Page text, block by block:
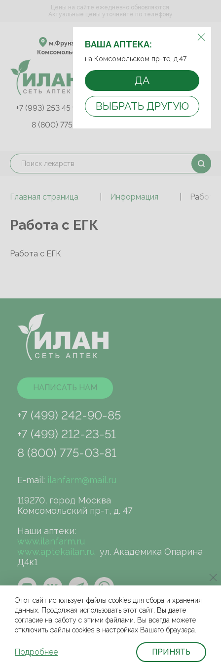
ВЫБЕРИТЕ АПТЕКУ:
м.Фрунзенская м.Спортивная
Комсомольский пр-т, д. 47
ВАША АПТЕКА:
на Комсомольском пр-те, д.47
ДА
ВЫБРАТЬ ДРУГУЮ
Цены на сайте ежедневно обновляются.
Актуальные цены уточняйте по телефону
+7 (993) 253 45 93
+7 (499) 242-90-85
8 (800) 775-03-81
Главная страница Информация Работа
Работа с ЕГК
Работа с ЕГК
НАПИСАТЬ НАМ
+7 (499) 242-90-85
+7 (499) 212-23-51
8 (800) 775-03-81
E-mail: ilanfarm@mail.ru
119270, город Москва
Комсомольский пр-т, д. 47
Наши аптеки:
www.ilanfarm.ru
www.aptekailan.ru ул. Академика Опарина
Д4к1
©сеть аптек «ИЛАН», 2004-2026
Условия и соглашения для физических лиц
Политика защиты и обработки персональных данных
Этот сайт использует файлы cookies для сбора и хранения
данных. Продолжая использовать этот сайт, Вы даете
согласие на работу с этими файлами. Вы всегда можете
отключить файлы cookies в настройках Вашего браузера.
Подробнее ПРИНЯТЬ